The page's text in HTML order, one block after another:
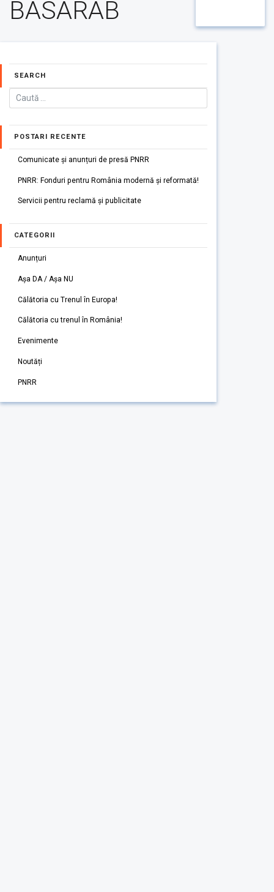
BASARAB
SEARCH
POSTARI RECENTE
Comunicate și anunțuri de presă PNRR
PNRR: Fonduri pentru România modernă și reformată!
Servicii pentru reclamă și publicitate
CATEGORII
Anunțuri
Așa DA / Așa NU
Călătoria cu Trenul în Europa!
Călătoria cu trenul în România!
Evenimente
Noutăți
PNRR